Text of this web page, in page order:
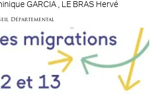
GARCIA , LE BRAS Hervé
Départemental